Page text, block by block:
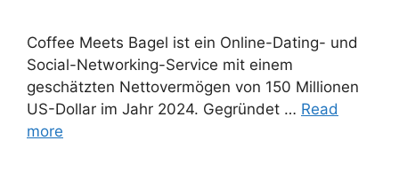
Coffee Meets Bagel ist ein Online-Dating- und
Social-Networking-Service mit einem
geschätzten Nettovermögen von 150 Millionen
US-Dollar im Jahr 2024. Gegründet … Read
more